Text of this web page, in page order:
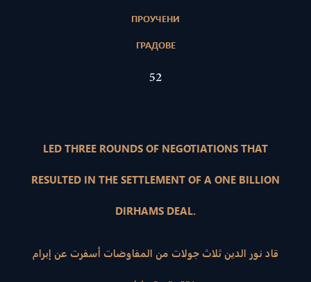
ПРОУЧЕНИ
ГРАДОВЕ
52
LED THREE ROUNDS OF NEGOTIATIONS THAT
RESULTED IN THE SETTLEMENT OF A ONE BILLION
DIRHAMS DEAL.
قاد نور الدين ثلاث جولات من المفاوضات أسفرت عن إبرام